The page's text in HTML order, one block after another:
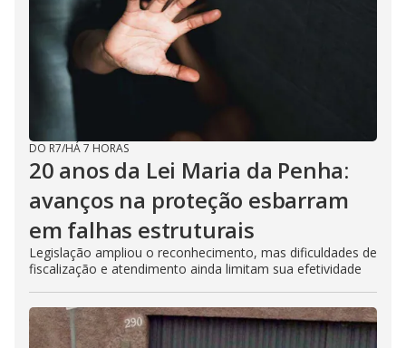
DO R7/HÁ 7 HORAS
20 anos da Lei Maria da Penha:
avanços na proteção esbarram
em falhas estruturais
Legislação ampliou o reconhecimento, mas dificuldades de
fiscalização e atendimento ainda limitam sua efetividade